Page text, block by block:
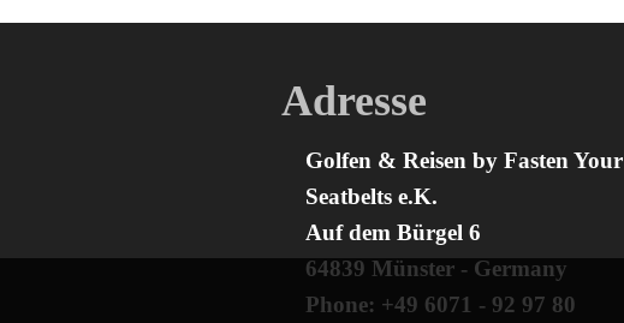
Adresse
Golfen & Reisen by Fasten Your
Seatbelts e.K.
Auf dem Bürgel 6
64839 Münster - Germany
Phone: +49 6071 - 92 97 80